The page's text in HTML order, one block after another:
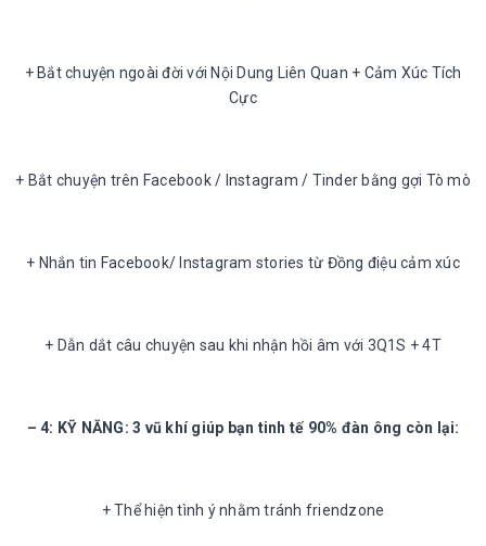
+ Bắt chuyện ngoài đời với Nội Dung Liên Quan + Cảm Xúc Tích
Cực
+ Bắt chuyện trên Facebook / Instagram / Tinder bằng gợi Tò mò
+ Nhắn tin Facebook/ Instagram stories từ Đồng điệu cảm xúc
+ Dẫn dắt câu chuyện sau khi nhận hồi âm với 3Q1S + 4T
– 4: KỸ NĂNG: 3 vũ khí giúp bạn tinh tế 90% đàn ông còn lại:
+ Thể hiện tình ý nhằm tránh friendzone